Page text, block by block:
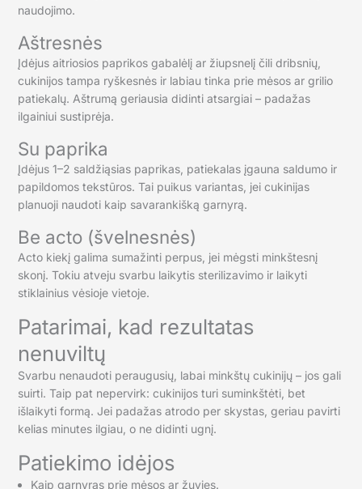
naudojimo.
Aštresnės
Įdėjus aitriosios paprikos gabalėlį ar žiupsnelį čili dribsnių,
cukinijos tampa ryškesnės ir labiau tinka prie mėsos ar grilio
patiekalų. Aštrumą geriausia didinti atsargiai – padažas
ilgainiui sustiprėja.
Su paprika
Įdėjus 1–2 saldžiąsias paprikas, patiekalas įgauna saldumo ir
papildomos tekstūros. Tai puikus variantas, jei cukinijas
planuoji naudoti kaip savarankišką garnyrą.
Be acto (švelnesnės)
Acto kiekį galima sumažinti perpus, jei mėgsti minkštesnį
skonį. Tokiu atveju svarbu laikytis sterilizavimo ir laikyti
stiklainius vėsioje vietoje.
Patarimai, kad rezultatas
nenuviltų
Svarbu nenaudoti peraugusių, labai minkštų cukinijų – jos gali
suirti. Taip pat nepervirk: cukinijos turi suminkštėti, bet
išlaikyti formą. Jei padažas atrodo per skystas, geriau pavirti
kelias minutes ilgiau, o ne didinti ugnį.
Patiekimo idėjos
Kaip garnyras prie mėsos ar žuvies.